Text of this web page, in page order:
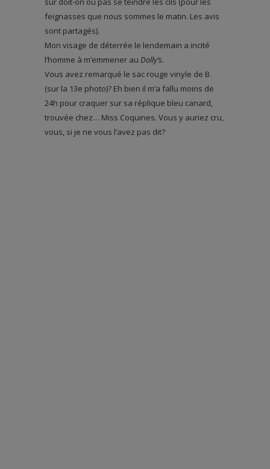
feignasses que nous sommes le matin. Les avis
sont partagés).
Mon visage de déterrée le lendemain a incité
l’homme à m’emmener au Dolly’s.
Vous avez remarqué le sac rouge vinyle de B.
(sur la 13e photo)? Eh bien il m’a fallu moins de
24h pour craquer sur sa réplique bleu canard,
trouvée chez… Miss Coquines. Vous y auriez cru,
vous, si je ne vous l’avez pas dit?